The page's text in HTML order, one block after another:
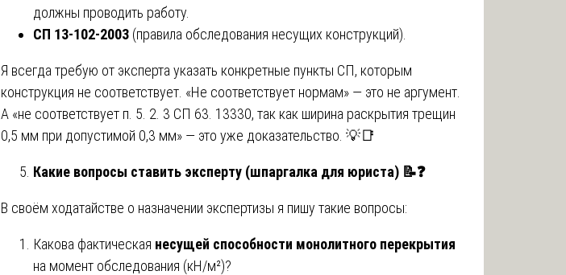
должны проводить работу.
СП 13-102-2003 (правила обследования несущих конструкций).
Я всегда требую от эксперта указать конкретные пункты СП, которым
конструкция не соответствует. «Не соответствует нормам» — это не аргумент.
А «не соответствует п. 5. 2. 3 СП 63. 13330, так как ширина раскрытия трещин
0,5 мм при допустимой 0,3 мм» — это уже доказательство. 💡📑
Какие вопросы ставить эксперту (шпаргалка для юриста) 📝❓
В своём ходатайстве о назначении экспертизы я пишу такие вопросы:
Какова фактическая несущей способности монолитного перекрытия
на момент обследования (кН/м²)?